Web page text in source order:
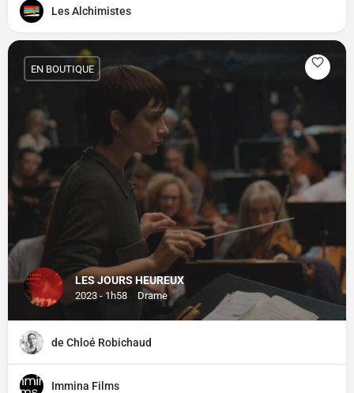
Les Alchimistes
LES JOURS HEUREUX
2023 - 1h58 Drame
EN BOUTIQUE
de Chloé Robichaud
Immina Films